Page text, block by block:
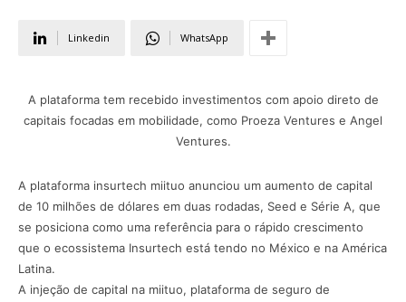
Linkedin WhatsApp
A plataforma tem recebido investimentos com apoio direto de
capitais focadas em mobilidade, como Proeza Ventures e Angel
Ventures.
A plataforma insurtech miituo anunciou um aumento de capital
de 10 milhões de dólares em duas rodadas, Seed e Série A, que
se posiciona como uma referência para o rápido crescimento
que o ecossistema Insurtech está tendo no México e na América
Latina.
A injeção de capital na miituo, plataforma de seguro de